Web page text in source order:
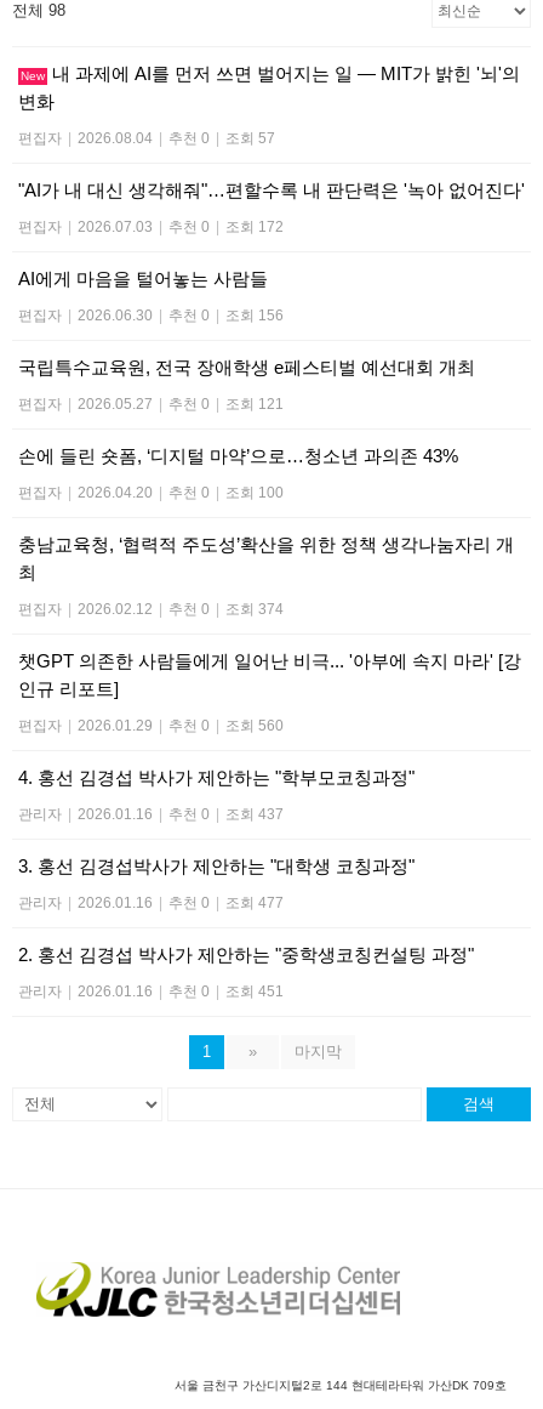
전체 98
New
내 과제에 AI를 먼저 쓰면 벌어지는 일 — MIT가 밝힌 '뇌'의
변화
편집자 2026.08.04 추천 0 조회 57
"AI가 내 대신 생각해줘"…편할수록 내 판단력은 '녹아 없어진다'
편집자 2026.07.03 추천 0 조회 172
AI에게 마음을 털어놓는 사람들
편집자 2026.06.30 추천 0 조회 156
국립특수교육원, 전국 장애학생 e페스티벌 예선대회 개최
편집자 2026.05.27 추천 0 조회 121
손에 들린 숏폼, ‘디지털 마약’으로…청소년 과의존 43%
편집자 2026.04.20 추천 0 조회 100
충남교육청, ‘협력적 주도성’확산을 위한 정책 생각나눔자리 개
최
편집자 2026.02.12 추천 0 조회 374
챗GPT 의존한 사람들에게 일어난 비극... '아부에 속지 마라' [강
인규 리포트]
편집자 2026.01.29 추천 0 조회 560
4. 홍선 김경섭 박사가 제안하는 "학부모코칭과정"
관리자 2026.01.16 추천 0 조회 437
3. 홍선 김경섭박사가 제안하는 "대학생 코칭과정"
관리자 2026.01.16 추천 0 조회 477
2. 홍선 김경섭 박사가 제안하는 "중학생코칭컨설팅 과정"
관리자 2026.01.16 추천 0 조회 451
1 » 마지막
검색
서울 금천구 가산디지털2로 144 현대테라타워 가산DK 709호